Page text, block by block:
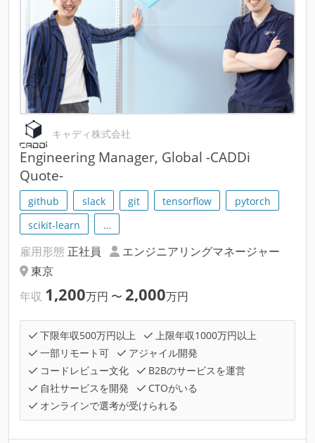
キャディ株式会社
Engineering Manager, Global -CADDi
Quote-
github slack git tensorflow
pytorch
scikit-learn
…
雇用形態 正社員
エンジニアリングマネージャー
東京
年収 1,200万円 〜 2,000万円
下限年収500万円以上
上限年収1000万円以上
一部リモート可
アジャイル開発
コードレビュー文化
B2Bのサービスを運営
自社サービスを開発
CTOがいる
オンラインで選考が受けられる